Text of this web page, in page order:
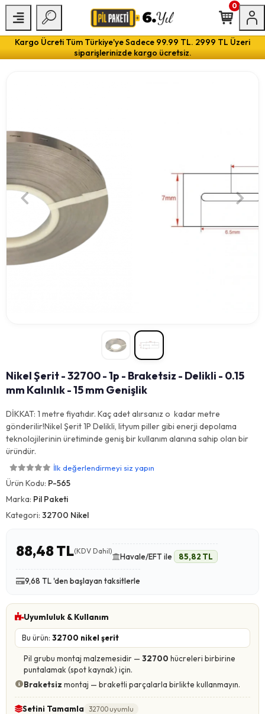
Kargo Ücreti Tüm Türkiye'ye Sadece 99.99 TL. 2999 TL Üzeri
siparişlerinizde kargo ücretsiz.
0
Nikel Şerit - 32700 - 1p - Braketsiz - Delikli - 0.15
mm Kalınlık - 15 mm Genişlik
DİKKAT: 1 metre fiyatıdır. Kaç adet alırsanız o kadar metre
gönderilir!Nikel Şerit 1P Delikli, lityum piller gibi enerji depolama
teknolojilerinin üretiminde geniş bir kullanım alanına sahip olan bir
üründür.
İlk değerlendirmeyi siz yapın
Ürün Kodu: P-565
Marka: Pil Paketi
Kategori: 32700 Nikel
88,48 TL(KDV Dahil)
Havale/EFT ile 85,82 TL
9,68 TL 'den başlayan taksitlerle
Uyumluluk & Kullanım
Bu ürün: 32700 nikel şerit
Pil grubu montaj malzemesidir — 32700 hücreleri birbirine
puntalamak (spot kaynak) için.
Braketsiz montaj — braketli parçalarla birlikte kullanmayın.
Setini Tamamla 32700 uyumlu